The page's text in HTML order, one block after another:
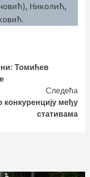
Николић,
Томићев
Следећа
међу
стативама